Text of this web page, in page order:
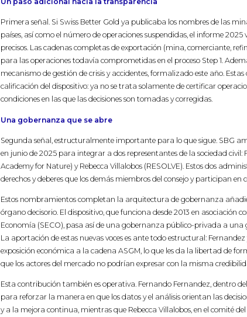
Primera señal. Si Swiss Better Gold ya publicaba los nombres de las
países, así como el número de operaciones suspendidas, el informe 2025
precisos. Las cadenas completas de exportación (mina, comerciante,
para las operaciones todavía comprometidas en el proceso Step 1.
mecanismo de gestión de crisis y accidentes, formalizado este año.
calificación del dispositivo: ya no se trata solamente de certificar
condiciones en las que las decisiones son tomadas y corregidas.
Una gobernanza que se abre
Segunda señal, estructuralmente importante para lo que sigue. SBG
en junio de 2025 para integrar a dos representantes de la sociedad civil:
Academy for Nature) y Rebecca Villalobos (RESOLVE). Estos dos
derechos y deberes que los demás miembros del consejo y participan en
Estos nombramientos completan la arquitectura de gobernanza
órgano decisorio. El dispositivo, que funciona desde 2013 en asociación
Economía (SECO), pasa así de una gobernanza público-privada a una
La aportación de estas nuevas voces es ante todo estructural:
exposición económica a la cadena ASGM, lo que les da la libertad de
que los actores del mercado no podrían expresar con la misma
Esta contribución también es operativa. Fernando Fernandez, dentro
para reforzar la manera en que los datos y el análisis orientan las
y a la mejora continua, mientras que Rebecca Villalobos, en el comité